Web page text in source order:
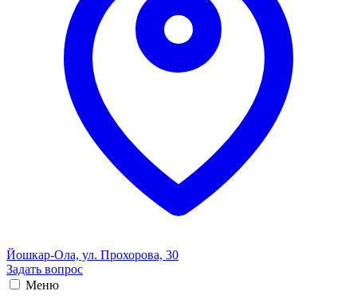
Йошкар-Ола, ул. Прохорова, 30
Задать вопрос
Меню